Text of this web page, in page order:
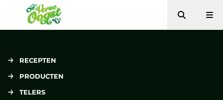
Verse Oogst
Zoeken
RECEPTEN
PRODUCTEN
TELERS